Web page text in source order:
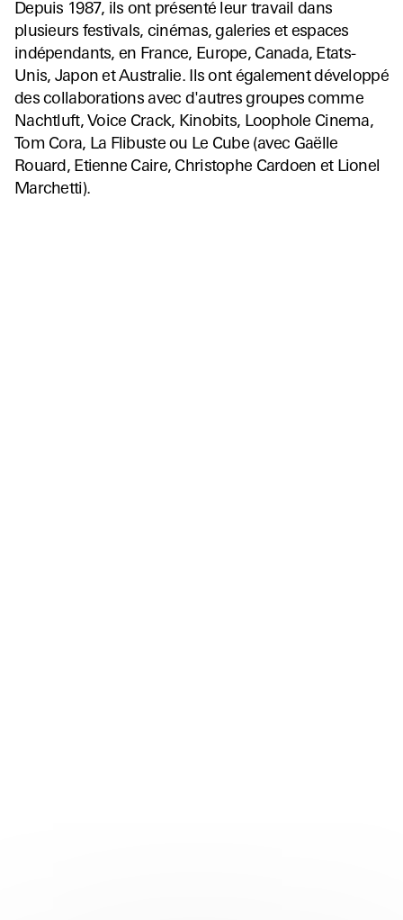
Depuis 1987, ils ont présenté leur travail dans
plusieurs festivals, cinémas, galeries et espaces
indépendants, en France, Europe, Canada, Etats-
Unis, Japon et Australie. Ils ont également développé
des collaborations avec d'autres groupes comme
Nachtluft, Voice Crack, Kinobits, Loophole Cinema,
Tom Cora, La Flibuste ou Le Cube (avec Gaëlle
Rouard, Etienne Caire, Christophe Cardoen et Lionel
Marchetti).